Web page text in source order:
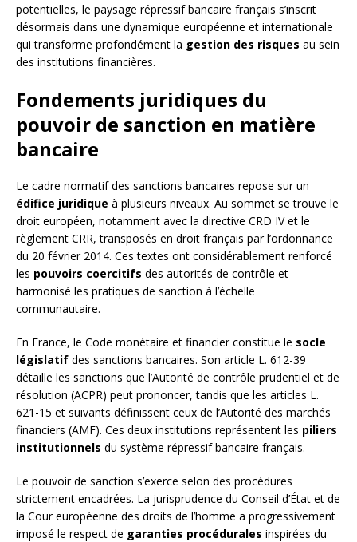
potentielles, le paysage répressif bancaire français s’inscrit
désormais dans une dynamique européenne et internationale
qui transforme profondément la gestion des risques au sein
des institutions financières.
Fondements juridiques du
pouvoir de sanction en matière
bancaire
Le cadre normatif des sanctions bancaires repose sur un
édifice juridique à plusieurs niveaux. Au sommet se trouve le
droit européen, notamment avec la directive CRD IV et le
règlement CRR, transposés en droit français par l’ordonnance
du 20 février 2014. Ces textes ont considérablement renforcé
les pouvoirs coercitifs des autorités de contrôle et
harmonisé les pratiques de sanction à l’échelle
communautaire.
En France, le Code monétaire et financier constitue le socle
législatif des sanctions bancaires. Son article L. 612-39
détaille les sanctions que l’Autorité de contrôle prudentiel et de
résolution (ACPR) peut prononcer, tandis que les articles L.
621-15 et suivants définissent ceux de l’Autorité des marchés
financiers (AMF). Ces deux institutions représentent les piliers
institutionnels du système répressif bancaire français.
Le pouvoir de sanction s’exerce selon des procédures
strictement encadrées. La jurisprudence du Conseil d’État et de
la Cour européenne des droits de l’homme a progressivement
imposé le respect de garanties procédurales inspirées du